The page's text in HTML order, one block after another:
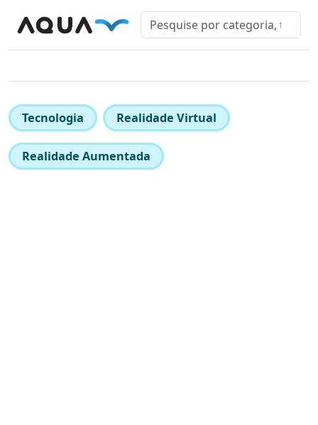
Tecnologia Realidade Virtual
Realidade Aumentada